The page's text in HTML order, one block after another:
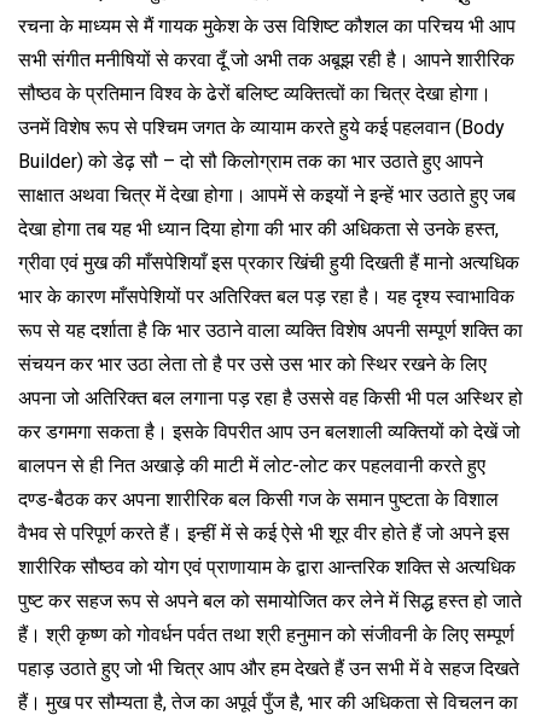
रचना के माध्यम से मैं गायक मुकेश के उस विशिष्ट कौशल का परिचय भी आप
सभी संगीत मनीषियों से करवा दूँ जो अभी तक अबूझ रही है। आपने शारीरिक
सौष्ठव के प्रतिमान विश्व के ढेरों बलिष्ट व्यक्तित्वों का चित्र देखा होगा।
उनमें विशेष रूप से पश्चिम जगत के व्यायाम करते हुये कई पहलवान (Body
Builder) को डेढ़ सौ – दो सौ किलोग्राम तक का भार उठाते हुए आपने
साक्षात अथवा चित्र में देखा होगा। आपमें से कइयों ने इन्हें भार उठाते हुए जब
देखा होगा तब यह भी ध्यान दिया होगा की भार की अधिकता से उनके हस्त,
ग्रीवा एवं मुख की माँसपेशियाँ इस प्रकार खिंची हुयी दिखती हैं मानो अत्यधिक
भार के कारण माँसपेशियों पर अतिरिक्त बल पड़ रहा है। यह दृश्य स्वाभाविक
रूप से यह दर्शाता है कि भार उठाने वाला व्यक्ति विशेष अपनी सम्पूर्ण शक्ति का
संचयन कर भार उठा लेता तो है पर उसे उस भार को स्थिर रखने के लिए
अपना जो अतिरिक्त बल लगाना पड़ रहा है उससे वह किसी भी पल अस्थिर हो
कर डगमगा सकता है। इसके विपरीत आप उन बलशाली व्यक्तियों को देखें जो
बालपन से ही नित अखाड़े की माटी में लोट-लोट कर पहलवानी करते हुए
दण्ड-बैठक कर अपना शारीरिक बल किसी गज के समान पुष्टता के विशाल
वैभव से परिपूर्ण करते हैं। इन्हीं में से कई ऐसे भी शूर वीर होते हैं जो अपने इस
शारीरिक सौष्ठव को योग एवं प्राणायाम के द्वारा आन्तरिक शक्ति से अत्यधिक
पुष्ट कर सहज रूप से अपने बल को समायोजित कर लेने में सिद्ध हस्त हो जाते
हैं। श्री कृष्ण को गोवर्धन पर्वत तथा श्री हनुमान को संजीवनी के लिए सम्पूर्ण
पहाड़ उठाते हुए जो भी चित्र आप और हम देखते हैं उन सभी में वे सहज दिखते
हैं। मुख पर सौम्यता है, तेज का अपूर्व पुँज है, भार की अधिकता से विचलन का